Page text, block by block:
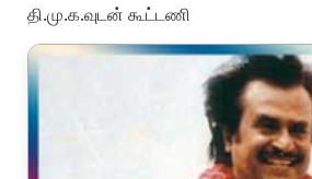
தி.மு.க.வுடன் கூட்டணி